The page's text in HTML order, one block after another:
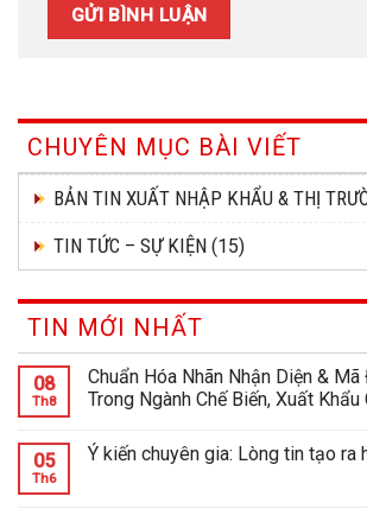
CHUYÊN MỤC BÀI VIẾT
BẢN TIN XUẤT NHẬP KHẨU & THỊ
TIN TỨC – SỰ KIỆN (15)
TIN MỚI NHẤT
08
Th8
Chuẩn Hóa Nhãn Nhận Diện &
Trong Ngành Chế Biến, Xuất Khẩu
05
Th6
Ý kiến chuyên gia: Lòng tin tạo ra